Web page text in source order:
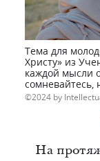
Тема для
Христу» из
каждой мысли
сомневайтесь,
2024 by
На